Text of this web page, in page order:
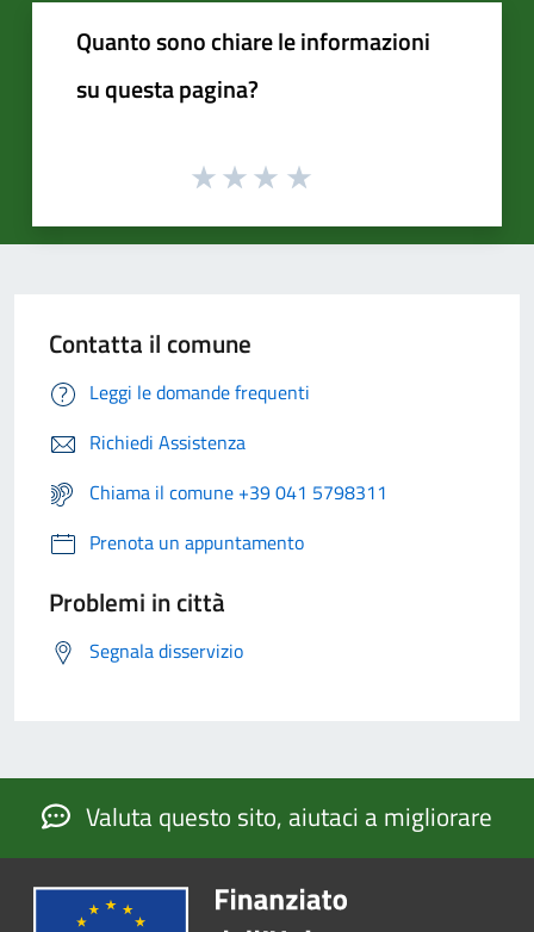
Quanto sono chiare le informazioni
su questa pagina?
Contatta il comune
Leggi le domande frequenti
Richiedi Assistenza
Chiama il comune +39 041 5798311
Prenota un appuntamento
Problemi in città
Segnala disservizio
Valuta questo sito, aiutaci a migliorare